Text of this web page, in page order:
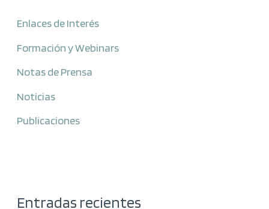
Enlaces de Interés
Formación y Webinars
Notas de Prensa
Noticias
Publicaciones
Entradas recientes